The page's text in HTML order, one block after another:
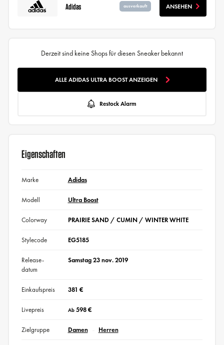
Adidas ausverkauft ANSEHEN
Derzeit sind keine Shops für diesen Sneaker bekannt
ALLE ADIDAS ULTRA BOOST ANZEIGEN
Restock Alarm
Eigenschaften
Marke Adidas
Modell Ultra Boost
Colorway PRAIRIE SAND / CUMIN / WINTER WHITE
Stylecode EG5185
Release-
datum
Samstag 23 nov. 2019
Einkaufspreis 381 €
Livepreis Ab598 €
Zielgruppe Damen Herren